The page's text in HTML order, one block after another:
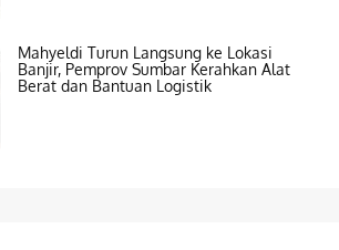
Mahyeldi Turun Langsung ke Lokasi
Banjir, Pemprov Sumbar Kerahkan Alat
Berat dan Bantuan Logistik